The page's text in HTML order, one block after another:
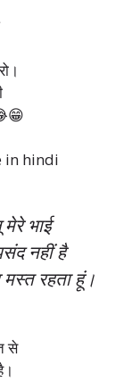
भाई
नहीं है
रहता हूं।
से